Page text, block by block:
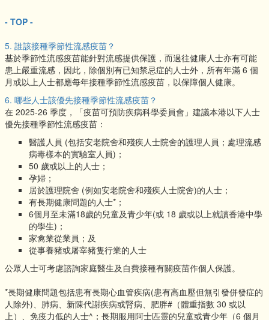
- TOP -
5. 誰該接種季節性流感疫苗？
基於季節性流感疫苗能針對流感提供保護，而過往健康人士亦有可能
患上嚴重流感，因此，除個別有已知禁忌症的人士外，所有年滿 6 個
月或以上人士都應每年接種季節性流感疫苗，以保障個人健康。
6. 哪些人士該優先接種季節性流感疫苗？
在 2025-26 季度，「疫苗可預防疾病科學委員會」建議本港以下人士
優先接種季節性流感疫苗：
醫護人員 (包括安老院舍和殘疾人士院舍的護理人員；處理流感
病毒樣本的實驗室人員)；
50 歲或以上的人士；
孕婦；
居於護理院舍 (例如安老院舍和殘疾人士院舍)的人士；
有長期健康問題的人士*；
6個月至未滿18歲的兒童及青少年(或 18 歲或以上就讀香港中學
的學生)；
家禽業從業員；及
從事養豬或屠宰豬隻行業的人士
公眾人士可考慮諮詢家庭醫生及自費接種有關疫苗作個人保護。
*長期健康問題包括患有長期心血管疾病(患有高血壓但無引發併發症的
人除外)、肺病、新陳代謝疾病或腎病、肥胖#（體重指數 30 或以
上）、免疫力低的人士^；長期服用阿士匹靈的兒童或青少年（6 個月